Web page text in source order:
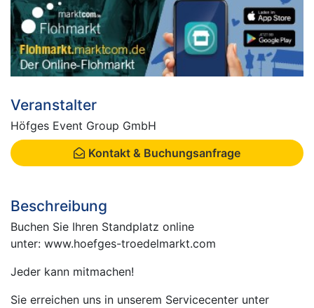
Veranstalter
Höfges Event Group GmbH
Kontakt & Buchungsanfrage
Beschreibung
Buchen Sie Ihren Standplatz online
unter: www.hoefges-troedelmarkt.com
Jeder kann mitmachen!
Sie erreichen uns in unserem Servicecenter unter